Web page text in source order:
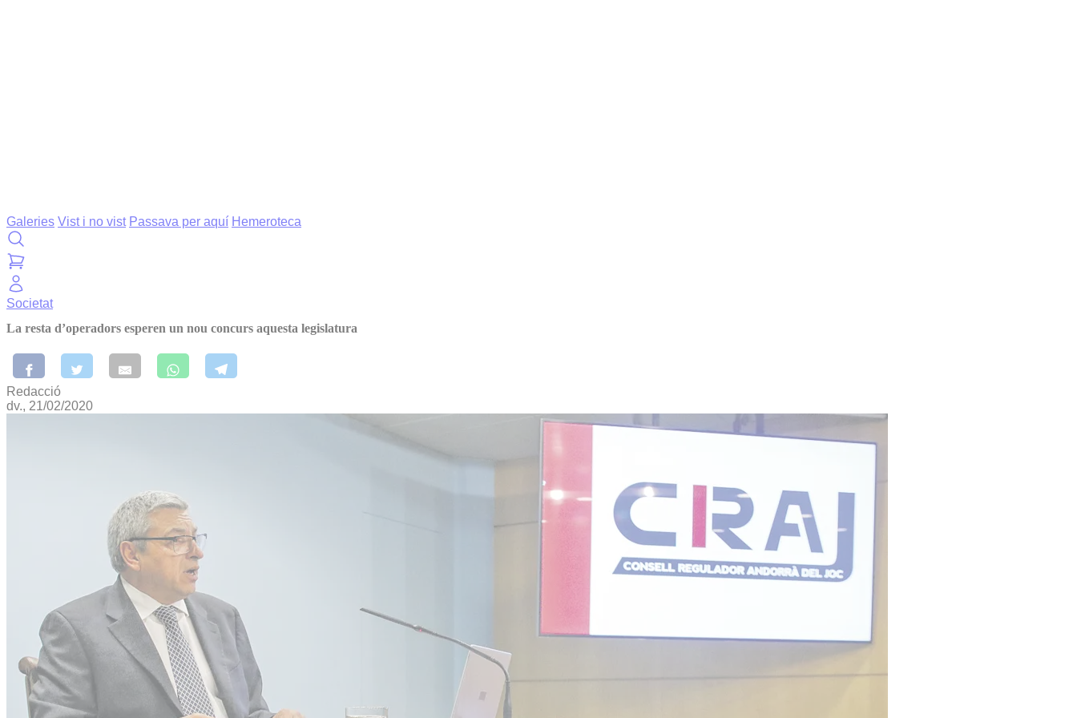
Galeries Vist i no vist Passava per aquí Hemeroteca
Societat
La resta d’operadors esperen un nou concurs aquesta legislatura
Redacció
dv., 21/02/2020